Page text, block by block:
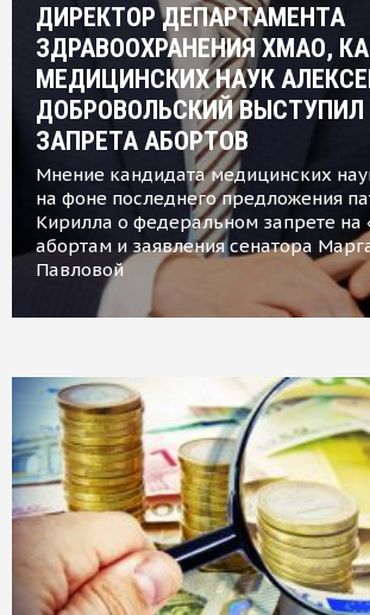
ДИРЕКТОР ДЕПАРТАМЕНТА
ЗДРАВООХРАНЕНИЯ ХМАО,
МЕДИЦИНСКИХ НАУК
ДОБРОВОЛЬСКИЙ ВЫСТУПИЛ
ЗАПРЕТА АБОРТОВ
Мнение кандидата медицинских
на фоне последнего предложения
Кирилла о федеральном запрете на
абортам и заявления сенатора
Павловой